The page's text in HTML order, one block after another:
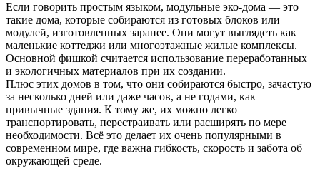
Если говорить простым языком, модульные эко-дома — это
такие дома, которые собираются из готовых блоков или
модулей, изготовленных заранее. Они могут выглядеть как
маленькие коттеджи или многоэтажные жилые комплексы.
Основной фишкой считается использование переработанных
и экологичных материалов при их создании.
Плюс этих домов в том, что они собираются быстро, зачастую
за несколько дней или даже часов, а не годами, как
привычные здания. К тому же, их можно легко
транспортировать, перестраивать или расширять по мере
необходимости. Всё это делает их очень популярными в
современном мире, где важна гибкость, скорость и забота об
окружающей среде.